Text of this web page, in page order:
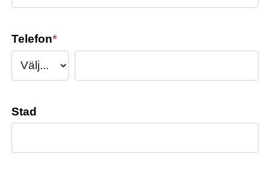
Telefon*
Stad